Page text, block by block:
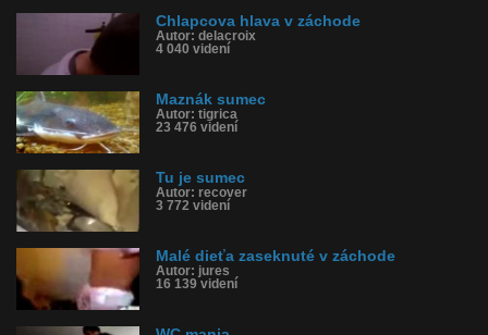
Chlapcova hlava v záchode
Autor: delacroix
4 040 videní
Maznák sumec
Autor: tigrica
23 476 videní
Tu je sumec
Autor: recover
3 772 videní
Malé dieťa zaseknuté v záchode
Autor: jures
16 139 videní